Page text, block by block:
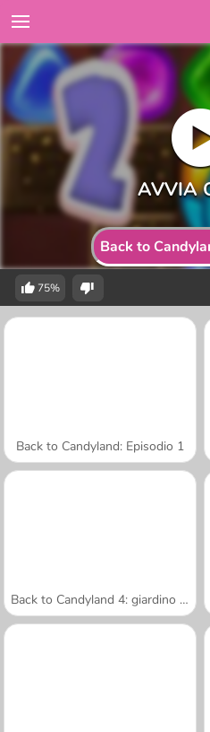
Back to
75%
Back to Candyland: Episodio 1
Back to Candyland 4: giardino goloso